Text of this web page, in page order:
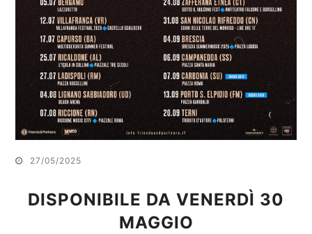
27/05/2025
DISPONIBILE DA VENERDÌ 30
MAGGIO